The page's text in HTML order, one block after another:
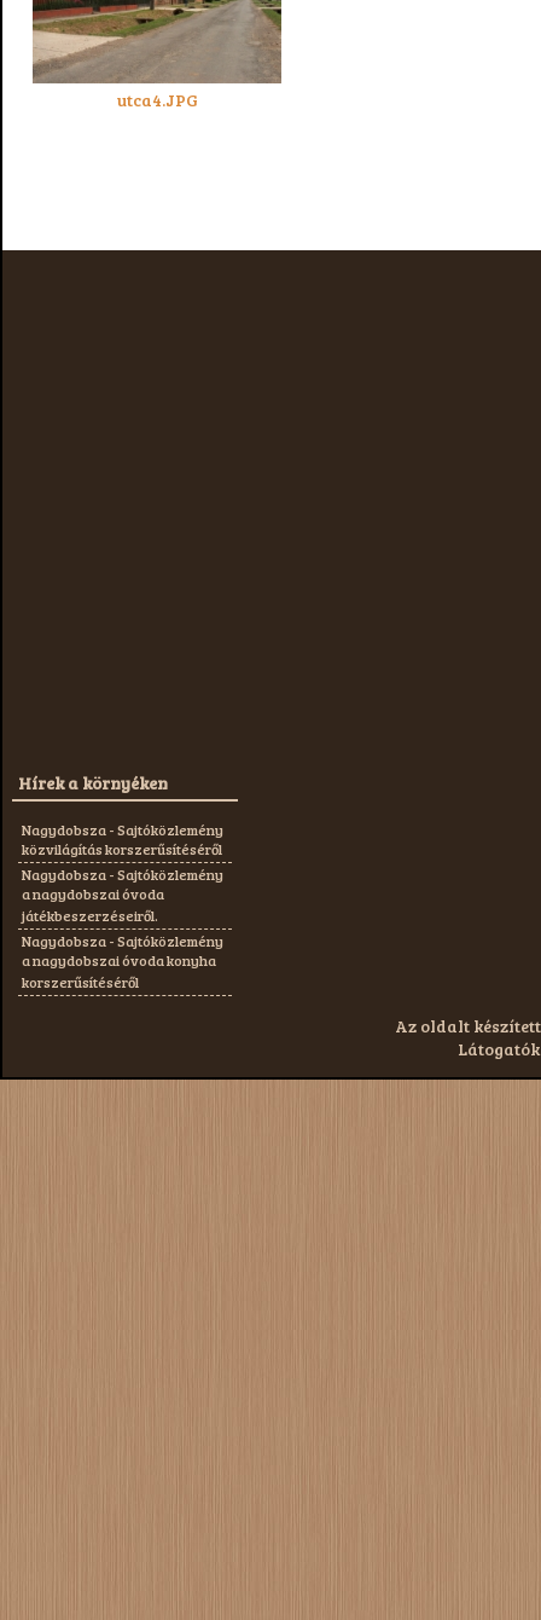
utca4.JPG
Hírek a környéken
Nagydobsza - Sajtóközlemény
közvilágítás korszerűsítéséről
Nagydobsza - Sajtóközlemény
a nagydobszai óvoda
játékbeszerzéseiről.
Nagydobsza - Sajtóközlemény
a nagydobszai óvoda konyha
korszerűsítéséről
Az oldalt